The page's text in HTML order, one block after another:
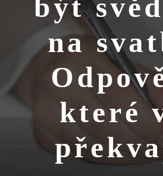
být
na
které